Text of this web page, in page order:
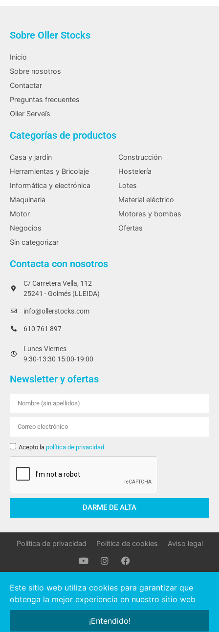
Sobre Oller Stocks
Inicio
Sobre nosotros
Contactar
Preguntas frecuentes
Oller Serveïs
Categorías de productos
Casa y jardín
Construcción
Herramientas y Bricolaje
Hostelería
Informática y electrónica
Lotes
Maquinaria
Material eléctrico
Motor
Motores y bombas
Negocios
Ofertas
Sin categorizar
Contacta con nosotros
C/ Carretera Vella, 112
25241 - Golmés (LLEIDA)
info@ollerstocks.com
610 761 897
Lunes-Viernes
9:30-13:30 15:00-19:00
Newsletter y ofertas
Acepto la política de privacidad
DARME DE ALTA
Política de privacidad Política de cookies Aviso legal
Este sitio web utiliza cookies para garantizar que
obtenga la mejor experiencia en nuestro sitio web
¡Entendido!
Hola, ¿necesitas ayuda?